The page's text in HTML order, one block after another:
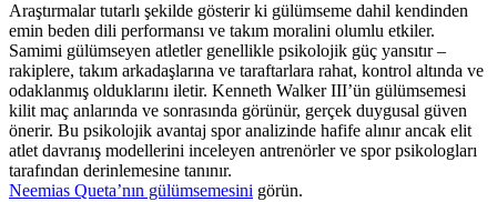
Araştırmalar tutarlı şekilde gösterir ki gülümseme dahil kendinden
emin beden dili performansı ve takım moralini olumlu etkiler.
Samimi gülümseyen atletler genellikle psikolojik güç yansıtır –
rakiplere, takım arkadaşlarına ve taraftarlara rahat, kontrol altında ve
odaklanmış olduklarını iletir. Kenneth Walker III’ün gülümsemesi
kilit maç anlarında ve sonrasında görünür, gerçek duygusal güven
önerir. Bu psikolojik avantaj spor analizinde hafife alınır ancak elit
atlet davranış modellerini inceleyen antrenörler ve spor psikologları
tarafından derinlemesine tanınır.
Neemias Queta’nın gülümsemesini görün.